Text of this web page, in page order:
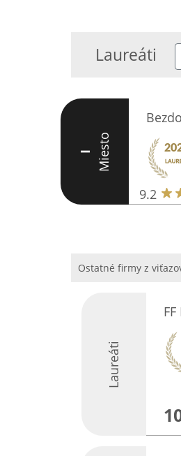
Laureáti
I Miesto
9.2
Ostatné firmy z
Laureáti